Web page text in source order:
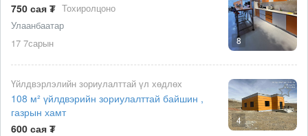
8
750 сая ₮ Тохиролцоно
Улаанбаатар
17 7сарын
4
Үйлдвэрлэлийн зориулалттай үл хөдлөх
108 м² үйлдвэрийн зориулалттай байшин ,
газрын хамт
600 сая ₮